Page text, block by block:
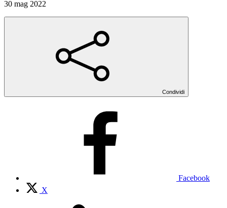
30 mag 2022
Condividi
Facebook
X